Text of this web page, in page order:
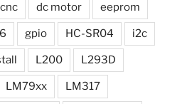
cnc dc motor eeprom
gpio HC-SR04 i2c
L200 L293D
LM79xx LM317